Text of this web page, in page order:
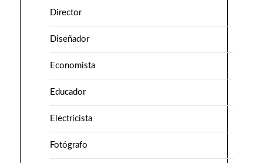
Director
Diseñador
Economista
Educador
Electricista
Fotógrafo